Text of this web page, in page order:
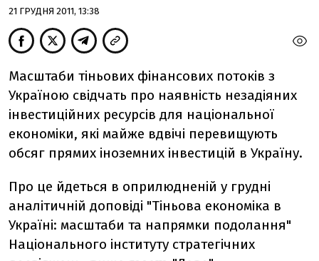
21 ГРУДНЯ 2011, 13:38
Масштаби тіньових фінансових потоків з
Україною свідчать про наявність незадіяних
інвестиційних ресурсів для національної
економіки, які майже вдвічі перевищують
обсяг прямих іноземних інвестицій в Україну.
Про це йдеться в оприлюдненій у грудні
аналітичній доповіді "Тіньова економіка в
Україні: масштаби та напрямки подолання"
Національного інституту стратегічних